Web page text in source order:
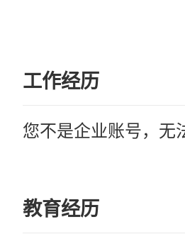
工作经历
您不是企业账号，无
教育经历